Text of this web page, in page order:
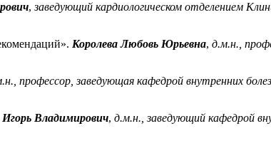
,заведующий кардиологическом отделением
Королева Любовь Юрьевна, д.м.н.,
профессор, заведующая кафедрой внутренних
Владимирович, д.м.н., заведующий кафедрой